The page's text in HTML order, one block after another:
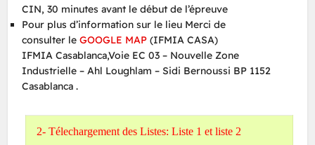
CIN, 30 minutes avant le début de l’épreuve
Pour plus d’information sur le lieu Merci de
consulter leGOOGLE MAP (IFMIA CASA)
IFMIA Casablanca,Voie EC 03 – Nouvelle Zone
Industrielle – Ahl Loughlam – Sidi Bernoussi BP 1152
Casablanca .
2- Télechargement des Listes: Liste 1 et liste 2